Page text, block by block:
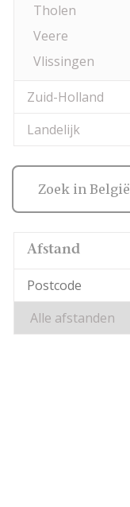
Tholen
Veere
Vlissingen
Zuid-Holland
Landelijk
Zoek in België
Afstand